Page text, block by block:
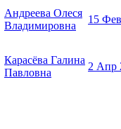
Андреева Олеся
Владимировна
15
Карасёва Галина
Павловна
2 Апр